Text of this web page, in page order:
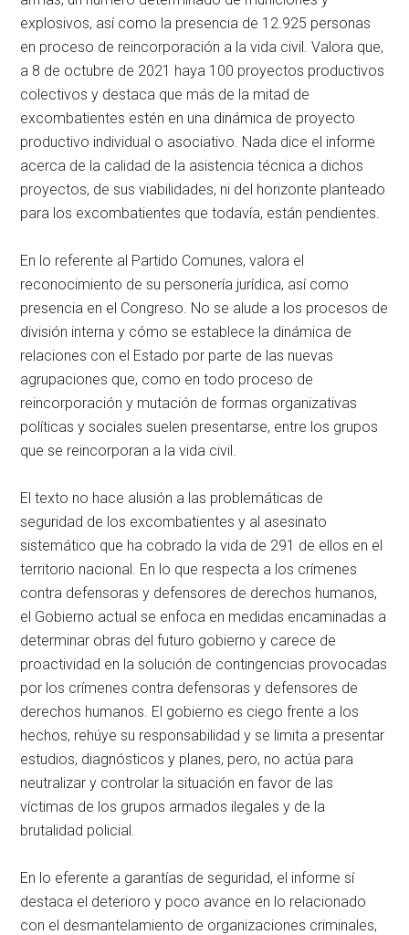
explosivos, así como la presencia de 12.925 personas
en proceso de reincorporación a la vida civil. Valora que,
a 8 de octubre de 2021 haya 100 proyectos productivos
colectivos y destaca que más de la mitad de
excombatientes estén en una dinámica de proyecto
productivo individual o asociativo. Nada dice el informe
acerca de la calidad de la asistencia técnica a dichos
proyectos, de sus viabilidades, ni del horizonte planteado
para los excombatientes que todavía, están pendientes.
En lo referente al Partido Comunes, valora el
reconocimiento de su personería jurídica, así como
presencia en el Congreso. No se alude a los procesos de
división interna y cómo se establece la dinámica de
relaciones con el Estado por parte de las nuevas
agrupaciones que, como en todo proceso de
reincorporación y mutación de formas organizativas
políticas y sociales suelen presentarse, entre los grupos
que se reincorporan a la vida civil.
El texto no hace alusión a las problemáticas de
seguridad de los excombatientes y al asesinato
sistemático que ha cobrado la vida de 291 de ellos en el
territorio nacional. En lo que respecta a los crímenes
contra defensoras y defensores de derechos humanos,
el Gobierno actual se enfoca en medidas encaminadas a
determinar obras del futuro gobierno y carece de
proactividad en la solución de contingencias provocadas
por los crímenes contra defensoras y defensores de
derechos humanos. El gobierno es ciego frente a los
hechos, rehúye su responsabilidad y se limita a presentar
estudios, diagnósticos y planes, pero, no actúa para
neutralizar y controlar la situación en favor de las
víctimas de los grupos armados ilegales y de la
brutalidad policial.
En lo eferente a garantías de seguridad, el informe sí
destaca el deterioro y poco avance en lo relacionado
con el desmantelamiento de organizaciones criminales,